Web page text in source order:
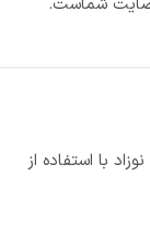
شماست.
با استفاده از